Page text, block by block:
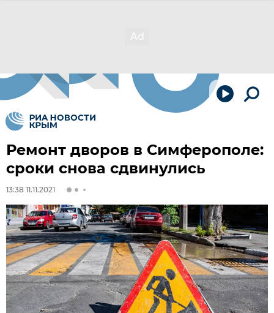
Ремонт дворов в Симферополе:
сроки снова сдвинулись
13:38 11.11.2021